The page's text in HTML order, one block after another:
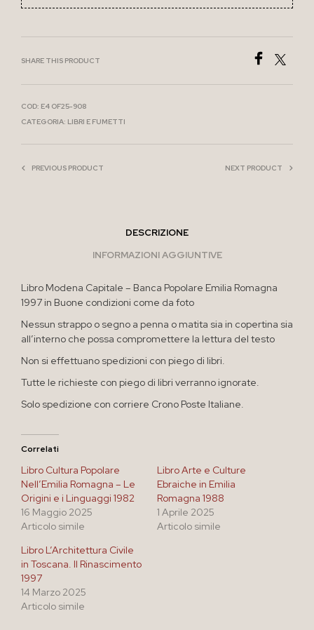
SHARE THIS PRODUCT
COD: E4 OF25-908
CATEGORIA: LIBRI E FUMETTI
PREVIOUS PRODUCT NEXT PRODUCT
DESCRIZIONE
INFORMAZIONI AGGIUNTIVE
Libro Modena Capitale – Banca Popolare Emilia Romagna
1997 in Buone condizioni come da foto
Nessun strappo o segno a penna o matita sia in copertina sia
all’interno che possa compromettere la lettura del testo
Non si effettuano spedizioni con piego di libri.
Tutte le richieste con piego di libri verranno ignorate.
Solo spedizione con corriere Crono Poste Italiane.
Correlati
Libro Cultura Popolare
Nell’Emilia Romagna – Le
Origini e i Linguaggi 1982
16 Maggio 2025
Articolo simile
Libro Arte e Culture
Ebraiche in Emilia
Romagna 1988
1 Aprile 2025
Articolo simile
Libro L’Architettura Civile
in Toscana. Il Rinascimento
1997
14 Marzo 2025
Articolo simile